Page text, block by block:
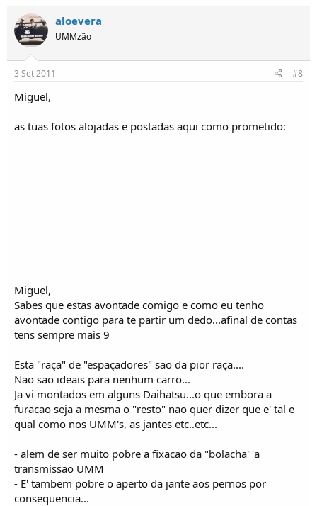
aloevera
UMMzão
3 Set 2011 #8
Miguel,
as tuas fotos alojadas e postadas aqui como prometido:
Miguel,
Sabes que estas avontade comigo e como eu tenho
avontade contigo para te partir um dedo...afinal de contas
tens sempre mais 9
Esta "raça" de "espaçadores" sao da pior raça....
Nao sao ideais para nenhum carro...
Ja vi montados em alguns Daihatsu...o que embora a
furacao seja a mesma o "resto" nao quer dizer que e' tal e
qual como nos UMM's, as jantes etc..etc...
- alem de ser muito pobre a fixacao da "bolacha" a
transmissao UMM
- E' tambem pobre o aperto da jante aos pernos por
consequencia...